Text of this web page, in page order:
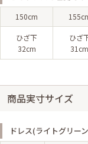
150cm
ひざ下
32cm
ひざ
31cm
商品実寸サイズ
ドレス(ライトグリー